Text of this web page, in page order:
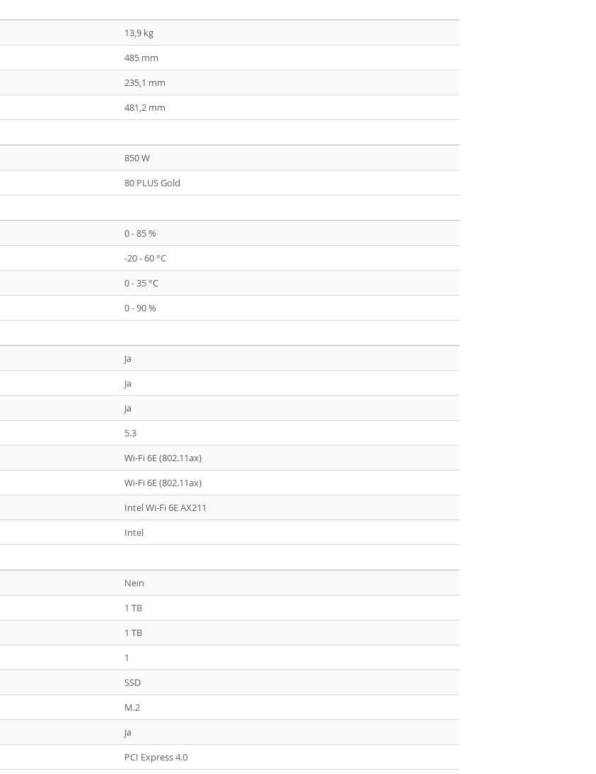
13,9 kg
485 mm
235,1 mm
481,2 mm
850 W
80 PLUS Gold
0 - 85 %
-20 - 60 °C
0 - 35 °C
0 - 90 %
Ja
Ja
Ja
5.3
Wi-Fi 6E (802.11ax)
Wi-Fi 6E (802.11ax)
Intel Wi-Fi 6E AX211
Intel
Nein
1 TB
1 TB
1
SSD
M.2
Ja
PCI Express 4.0